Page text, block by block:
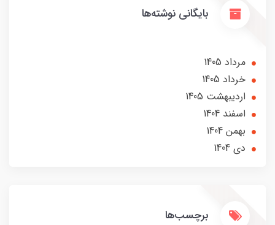
بایگانی نوشته‌ها
مرداد 1405
خرداد 1405
ارديبهشت 1405
اسفند 1404
بهمن 1404
دی 1404
برچسب‌ها